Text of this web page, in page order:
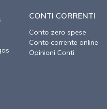
CONTI CORRENTI
Conto zero spese
Conto corrente online
Opinioni Conti